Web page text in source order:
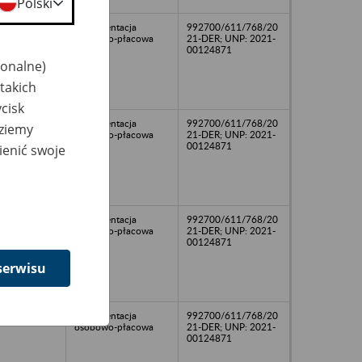
Dokumentacja
osobowo-płacowa
992700/611/768/20
21-DER; UNP: 2021-
00124871
Dokumentacja
osobowo-płacowa
992700/611/768/20
21-DER; UNP: 2021-
00124871
Dokumentacja
osobowo-płacowa
992700/611/768/20
21-DER; UNP: 2021-
00124871
Dokumentacja
osobowo-płacowa
992700/611/768/20
21-DER; UNP: 2021-
00124871
swoje